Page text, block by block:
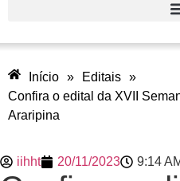
Início » Editais »
Confira o edital da XVII
Araripina
iihht 20/11/2023 9:14